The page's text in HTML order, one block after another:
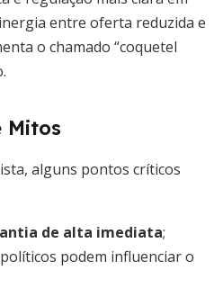
entre oferta reduzida e
o chamado “coquetel
Mitos
alguns pontos críticos
de alta imediata;
podem influenciar o